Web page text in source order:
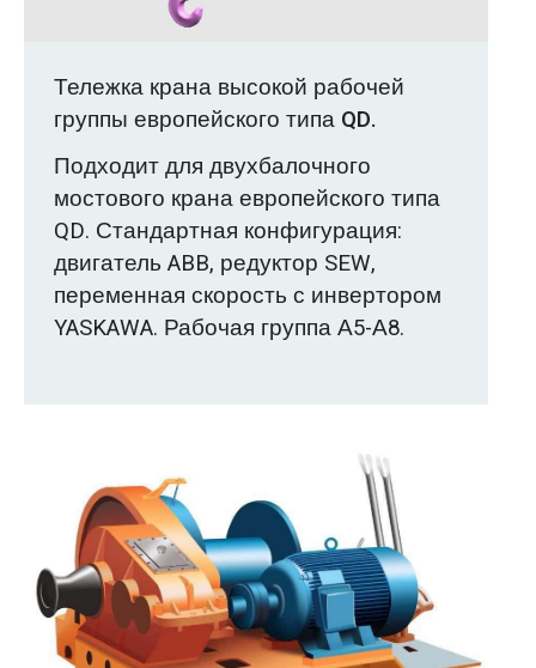
Тележка крана высокой рабочей
группы европейского типа QD.
Подходит для двухбалочного
мостового крана европейского типа
QD. Стандартная конфигурация:
двигатель ABB, редуктор SEW,
переменная скорость с инвертором
YASKAWA. Рабочая группа А5-А8.